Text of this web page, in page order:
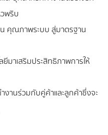
พริบ
คุณภาพระบบ สู่มาตรฐาน
มาเสริมประสิทธิภาพการให้
านร่วมกับคู่ค้าและลูกค้าซึ่งจะ